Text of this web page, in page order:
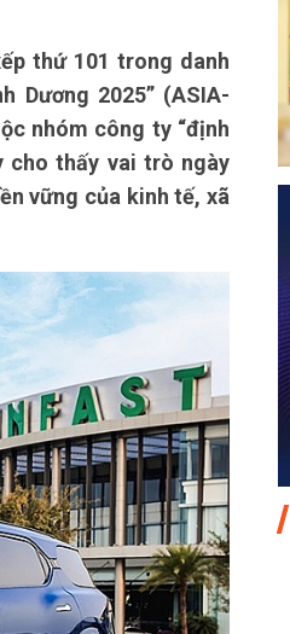
thứ 101 trong danh
Dương 2025” (ASIA-
nhóm công ty “định
cho thấy vai trò ngày
vững của kinh tế, xã